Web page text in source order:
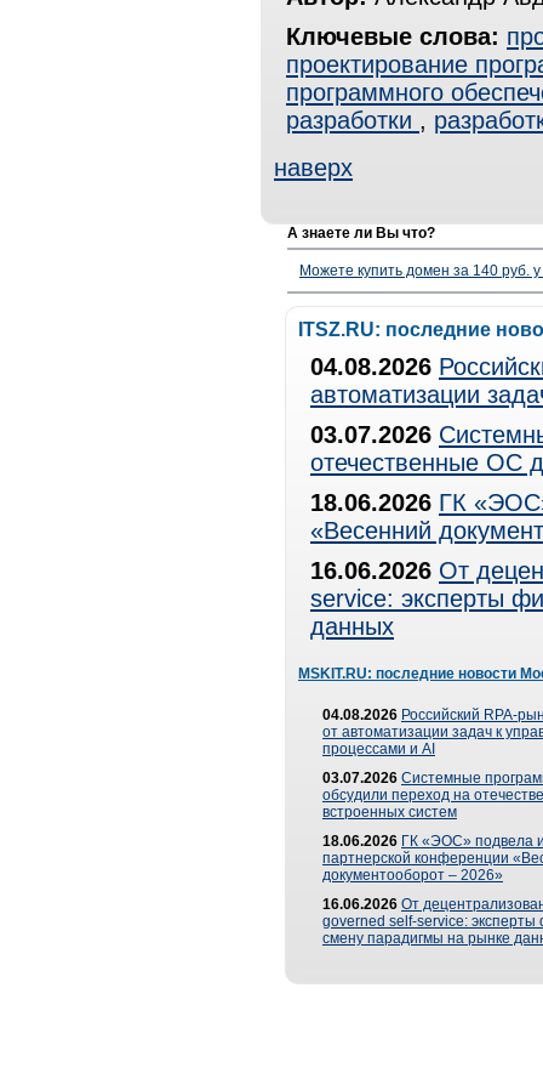
Ключевые слова:
проектирование
программного
разработки ,
наверх
А знаете ли Вы что?
Можете купить домен за 140 руб.
ITSZ.RU: последние
04.08.2026
автоматизации
03.07.2026
отечественные ОС
18.06.2026 ГК
«Весенний
16.06.2026 От
service: эксперты
данных
MSKIT.RU: последние новости
04.08.2026 Российский RPA-
от автоматизации задач к
процессами и AI
03.07.2026 Системные
обсудили переход на
встроенных систем
18.06.2026 ГК «ЭОС» подвела
партнерской конференции
документооборот – 2026»
16.06.2026 От
governed self-service: эксперты
смену парадигмы на рынке